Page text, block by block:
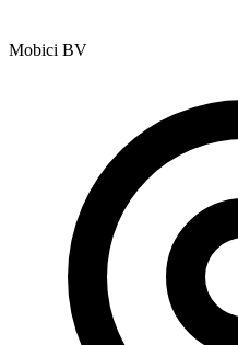
Mobici BV